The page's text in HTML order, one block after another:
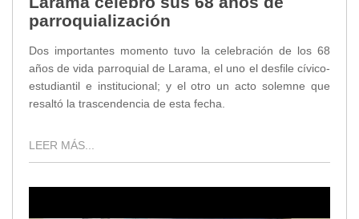
parroquialización
Dos importantes momento tuvo la celebración de los 68
años de vida parroquial de Larama, el uno el desfile cívico-
estudiantil e institucional; y el otro un acto solemne que
resaltó la trascendencia de esta fecha.
LEER MÁS...